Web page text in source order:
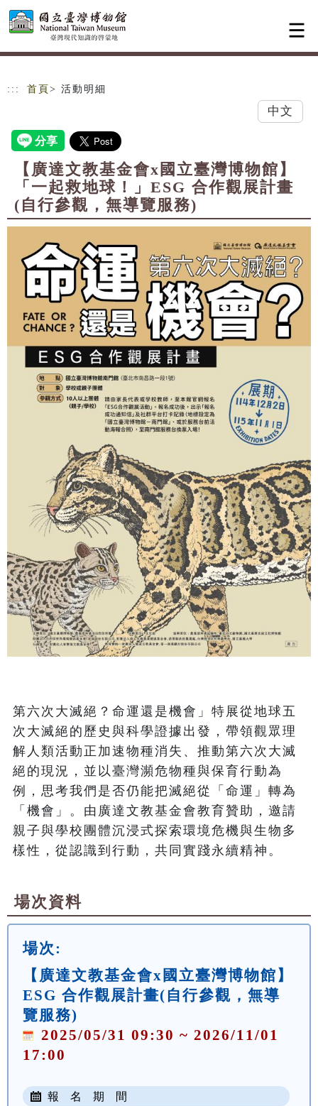
跳到主要內容
網站導覽
::: 首頁 > 活動明細
中文
【廣達文教基金會x國立臺灣博物館】
「一起救地球！」ESG 合作觀展計畫
(自行參觀，無導覽服務)
第六次大滅絕？命運還是機會」特展從地球五
次大滅絕的歷史與科學證據出發，帶領觀眾理
解人類活動正加速物種消失、推動第六次大滅
絕的現況，並以臺灣瀕危物種與保育行動為
例，思考我們是否仍能把滅絕從「命運」轉為
「機會」。由廣達文教基金會教育贊助，邀請
親子與學校團體沉浸式探索環境危機與生物多
樣性，從認識到行動，共同實踐永續精神。
場次資料
場次:
【廣達文教基金會x國立臺灣博物館】
ESG 合作觀展計畫(自行參觀，無導
覽服務)
2025/05/31 09:30 ~ 2026/11/01
17:00
報 名 期 間